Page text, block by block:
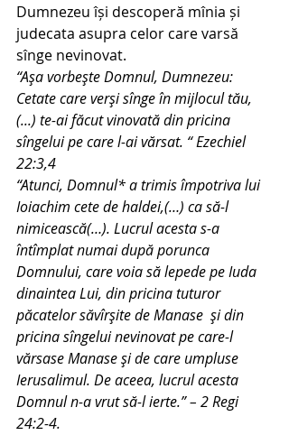
Dumnezeu își descoperă mînia și
judecata asupra celor care varsă
sînge nevinovat.
“Aşa vorbeşte Domnul, Dumnezeu:
Cetate care verşi sînge în mijlocul tău,
(...) te-ai făcut vinovată din pricina
sîngelui pe care l-ai vărsat. “ Ezechiel
22:3,4
“Atunci, Domnul* a trimis împotriva lui
Ioiachim cete de haldei,(…) ca să-l
nimicească(…). Lucrul acesta s-a
întîmplat numai după porunca
Domnului, care voia să lepede pe Iuda
dinaintea Lui, din pricina tuturor
păcatelor săvîrşite de Manase  şi din
pricina sîngelui nevinovat pe care-l
vărsase Manase şi de care umpluse
Ierusalimul. De aceea, lucrul acesta
Domnul n-a vrut să-l ierte.” – 2 Regi
24:2-4.